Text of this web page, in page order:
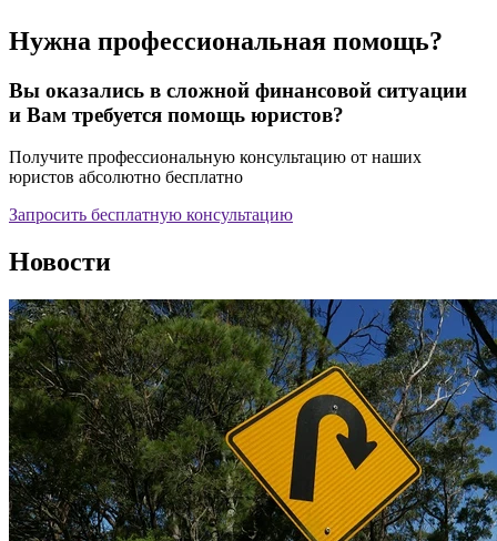
Нужна профессиональная помощь?
Вы оказались в сложной финансовой ситуации
и Вам требуется помощь юристов?
Получите профессиональную консультацию от наших
юристов абсолютно бесплатно
Запросить бесплатную консультацию
Новости